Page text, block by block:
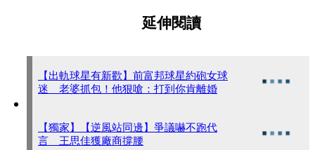
延伸閱讀
【出軌球星有新歡】前富邦球星約砲女球
迷 老婆抓包！他狠嗆：打到你肯離婚
【獨家】【逆風站同邊】爭議嚇不跑代
言 王思佳獲廠商撐腰